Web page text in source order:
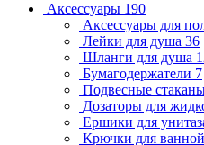
Аксессуары 190
Аксессуары для
Лейки для душа 36
Шланги для душа
Бумагодержатели 7
Подвесные
Дозаторы для
Ершики для
Крючки для ванной